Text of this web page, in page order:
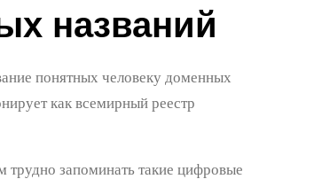
названий
понятных человеку доменных
как всемирный реестр
запоминать такие цифровые